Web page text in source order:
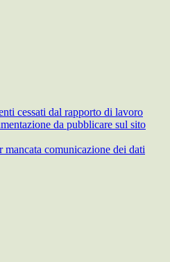
cessati dal rapporto di lavoro
da pubblicare sul sito
mancata comunicazione dei dati